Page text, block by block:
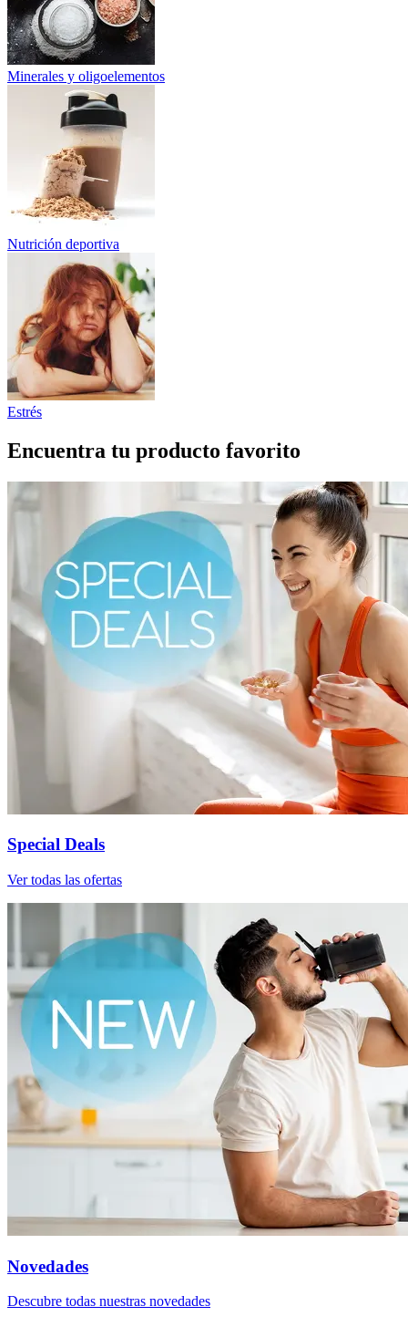
Minerales y oligoelementos
Nutrición deportiva
Estrés
Encuentra tu producto favorito
Special Deals
Ver todas las ofertas
Novedades
Descubre todas nuestras novedades